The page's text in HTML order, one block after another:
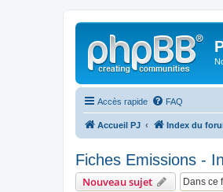
Accès rapide FAQ
Accueil PJ Index du
Fiches Emissions -
Nouveau sujet